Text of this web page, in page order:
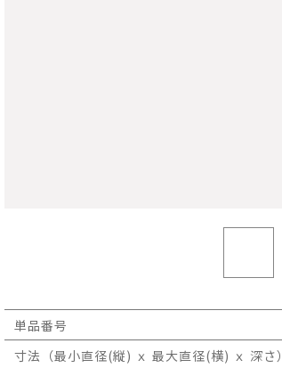
単品番号
寸法（最小直径(縦) ｘ 最大直径(横) ｘ 深さ）